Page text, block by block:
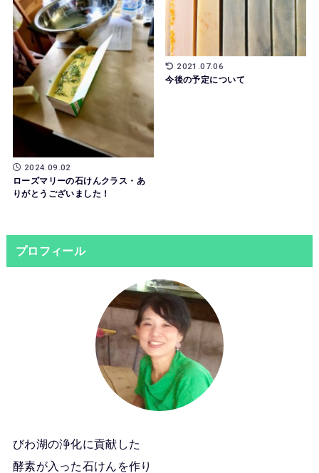
2024.09.02
ローズマリーの石けんクラス・あ
りがとうございました！
2021.07.06
今後の予定について
プロフィール
びわ湖の浄化に貢献した
酵素が入った石けんを作り